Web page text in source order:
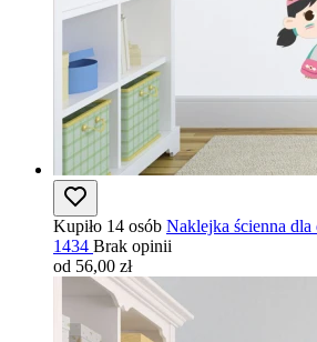
Kupiło 14 osób Naklejka ścienna
1434 Brak opinii
od 56,00 zł